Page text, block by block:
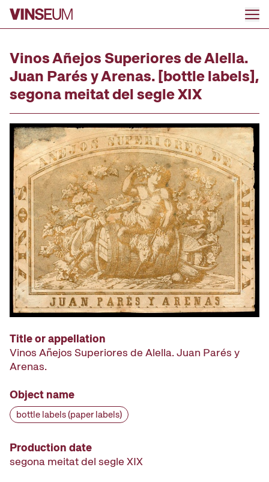
Go to content
Vinos Añejos Superiores de Alella.
Juan Parés y Arenas. [bottle labels],
segona meitat del segle XIX
Title or appellation
Vinos Añejos Superiores de Alella. Juan Parés y
Arenas.
Object name
bottle labels (paper labels)
Production date
segona meitat del segle XIX